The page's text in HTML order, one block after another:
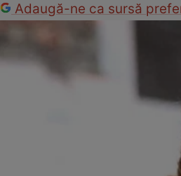
Adaugă-ne ca sursă